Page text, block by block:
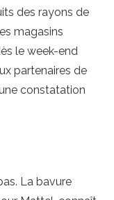
des rayons de
magasins
le week-end
partenaires de
constatation
La bavure